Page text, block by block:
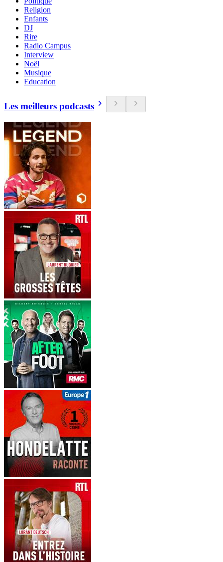
Religion
Enfants
DJ
Rire
Radio Campus
Interview
Noël
Musique
Education
Les meilleurs podcasts